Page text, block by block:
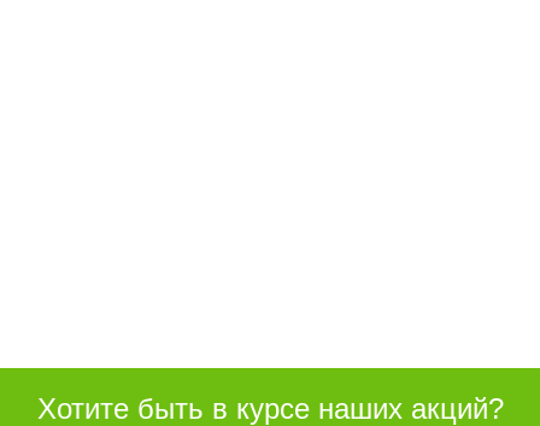
Хотите быть в курсе наших акций?